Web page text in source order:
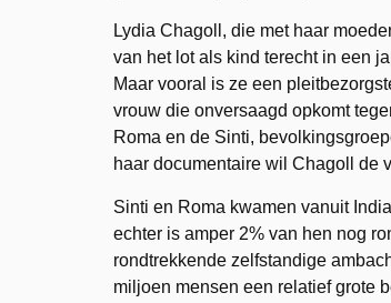
Lydia Chagoll, die met haar
van het lot als kind terecht in een
Maar vooral is ze een
vrouw die onversaagd opkomt
Roma en de Sinti,
haar documentaire wil Chagoll de
Sinti en Roma kwamen vanuit
echter is amper 2% van hen nog
rondtrekkende zelfstandige
miljoen mensen een relatief grote